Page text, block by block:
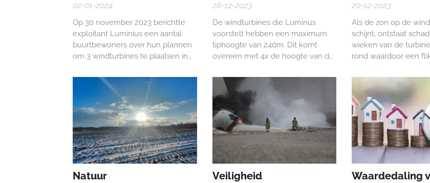
02-01-2024
Op 30 november 2023 berichtte
exploitant Luminius een aantal
buurtbewoners over hun plannen
om 3 windturbines te plaatsen in
infoavond van Luminus werden de
windturbines op volgende locatie
getoond:
28-12-2023
De windturbines die Luminus
voorstelt hebben een maximum
tiphoogte van 240m. Dit komt
overeen met 4x de hoogte van de
van de hoogte van de Eiffeltoren.
20-12-2023
Als de zon op de
schijnt, ontstaat
wieken van de
rond waardoor een
tussen licht en
Aangezien de
240m hoog kunnen
slagschaduw zeer ver
wanneer de zon lager
Natuur Veiligheid
Waardedaling